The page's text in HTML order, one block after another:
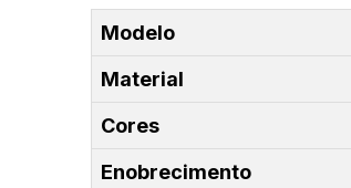
Modelo
Material
Cores
Enobrecimento